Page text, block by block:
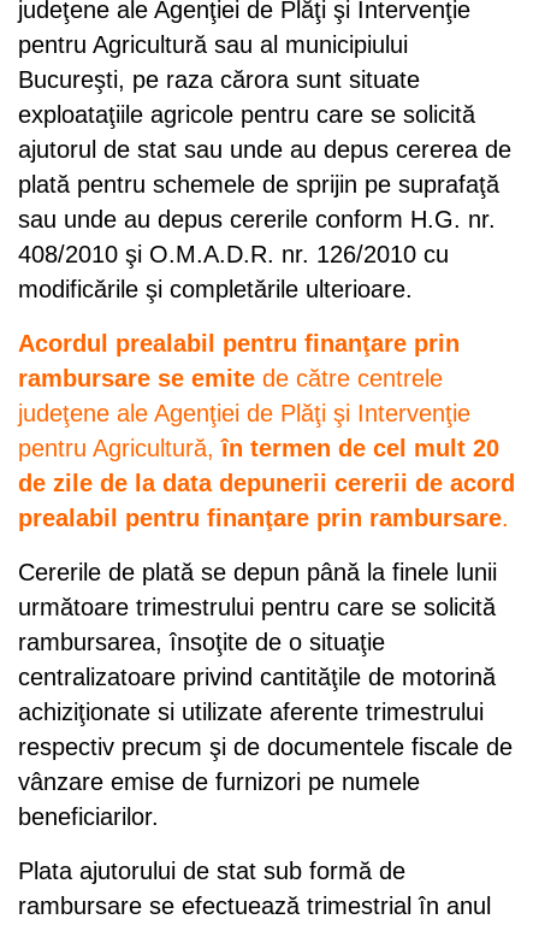
judeţene ale Agenţiei de Plăţi şi Intervenţie
pentru Agricultură sau al municipiului
Bucureşti, pe raza cărora sunt situate
exploataţiile agricole pentru care se solicită
ajutorul de stat sau unde au depus cererea de
plată pentru schemele de sprijin pe suprafaţă
sau unde au depus cererile conform H.G. nr.
408/2010 şi O.M.A.D.R. nr. 126/2010 cu
modificările şi completările ulterioare.
Acordul prealabil pentru finanţare prin
rambursare se emite de către centrele
judeţene ale Agenţiei de Plăţi şi Intervenţie
pentru Agricultură,în termen de cel mult 20
de zile de la data depunerii cererii de acord
prealabil pentru finanţare prin rambursare.
Cererile de plată se depun până la finele lunii
următoare trimestrului pentru care se solicită
rambursarea, însoţite de o situaţie
centralizatoare privind cantităţile de motorină
achiziţionate si utilizate aferente trimestrului
respectiv precum şi de documentele fiscale de
vânzare emise de furnizori pe numele
beneficiarilor.
Plata ajutorului de stat sub formă de
rambursare se efectuează trimestrial în anul